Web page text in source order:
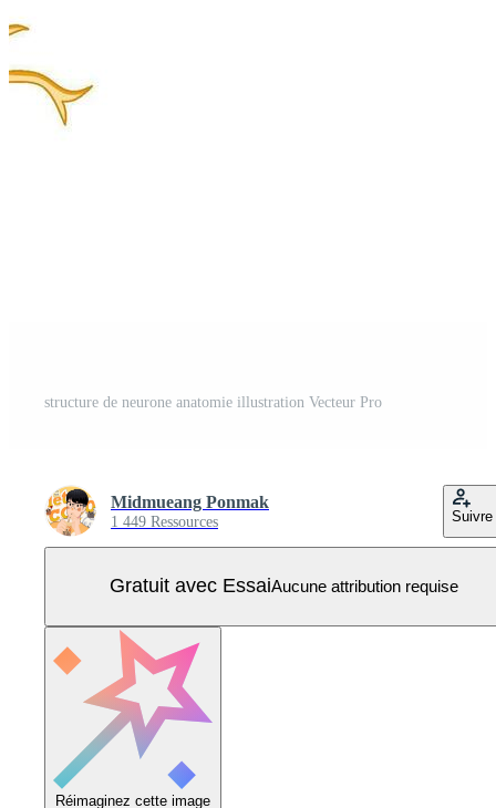
structure de neurone anatomie illustration Vecteur Pro
Midmueang Ponmak
1 449 Ressources Suivre
Gratuit avec EssaiAucune attribution requise
Réimaginez cette image